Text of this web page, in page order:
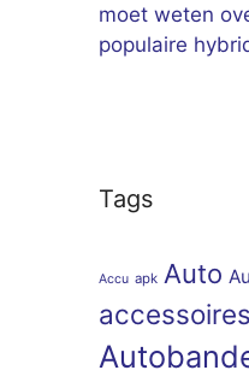
moet weten
populaire
Tags
Accu apk Auto
accessoires